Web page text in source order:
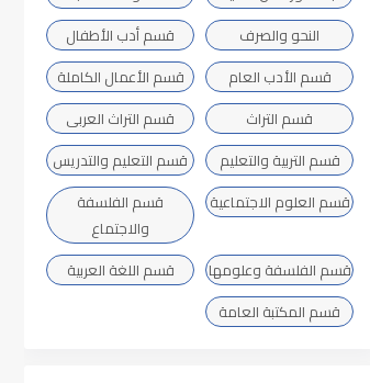
النحو والصرف
قسم أدب الأطفال
قسم الأدب العام
قسم الأعمال الكاملة
قسم التراث
قسم التراث العربى
قسم التربية والتعليم
قسم التعليم والتدريس
قسم العلوم الاجتماعية
قسم الفلسفة
والاجتماع
قسم الفلسفة وعلومها
قسم اللغة العربية
قسم المكتبة العامة